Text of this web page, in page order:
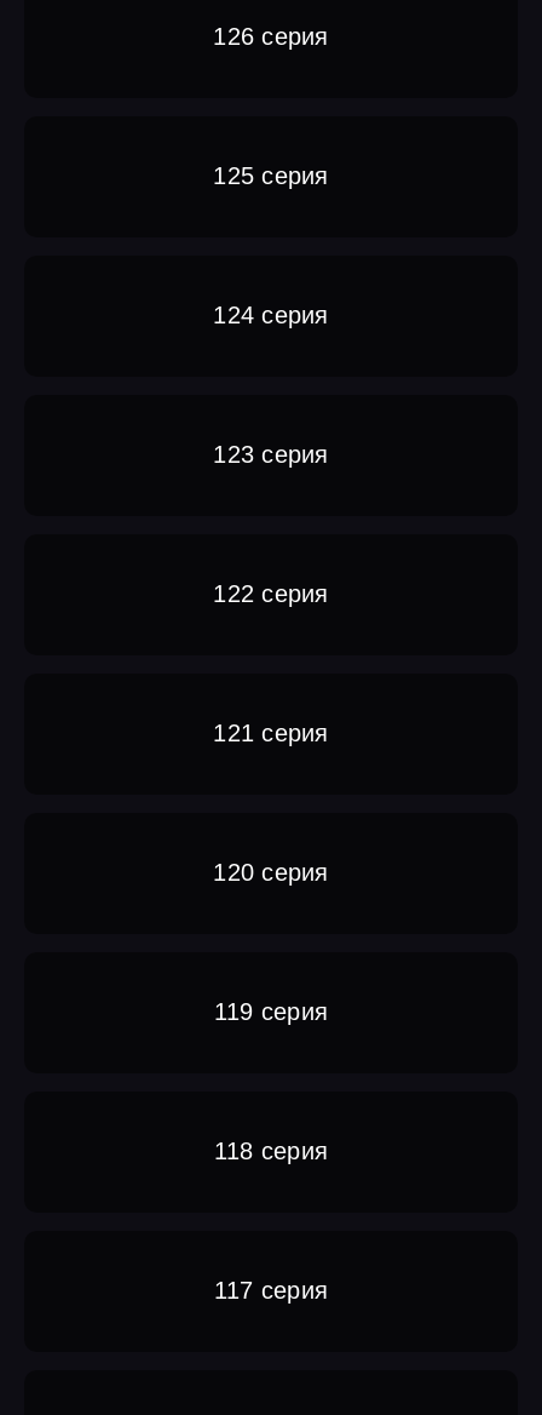
126 серия
125 серия
124 серия
123 серия
122 серия
121 серия
120 серия
119 серия
118 серия
117 серия